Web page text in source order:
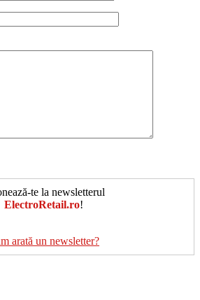
te la newsletterul
ElectroRetail.ro!
arată un newsletter?